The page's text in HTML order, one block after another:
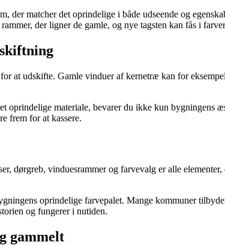
der matcher det oprindelige i både udseende og
der ligner de gamle, og nye tagsten kan fås i
at udskifte. Gamle vinduer af kernetræ kan for
oprindelige materiale, bevarer du ikke kun
frem for at kassere.
dørgreb, vinduesrammer og farvevalg er alle
oprindelige farvepalet. Mange kommuner
og fungerer i nutiden.
gammelt